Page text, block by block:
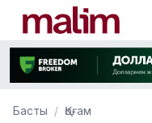
Басты Қоғам